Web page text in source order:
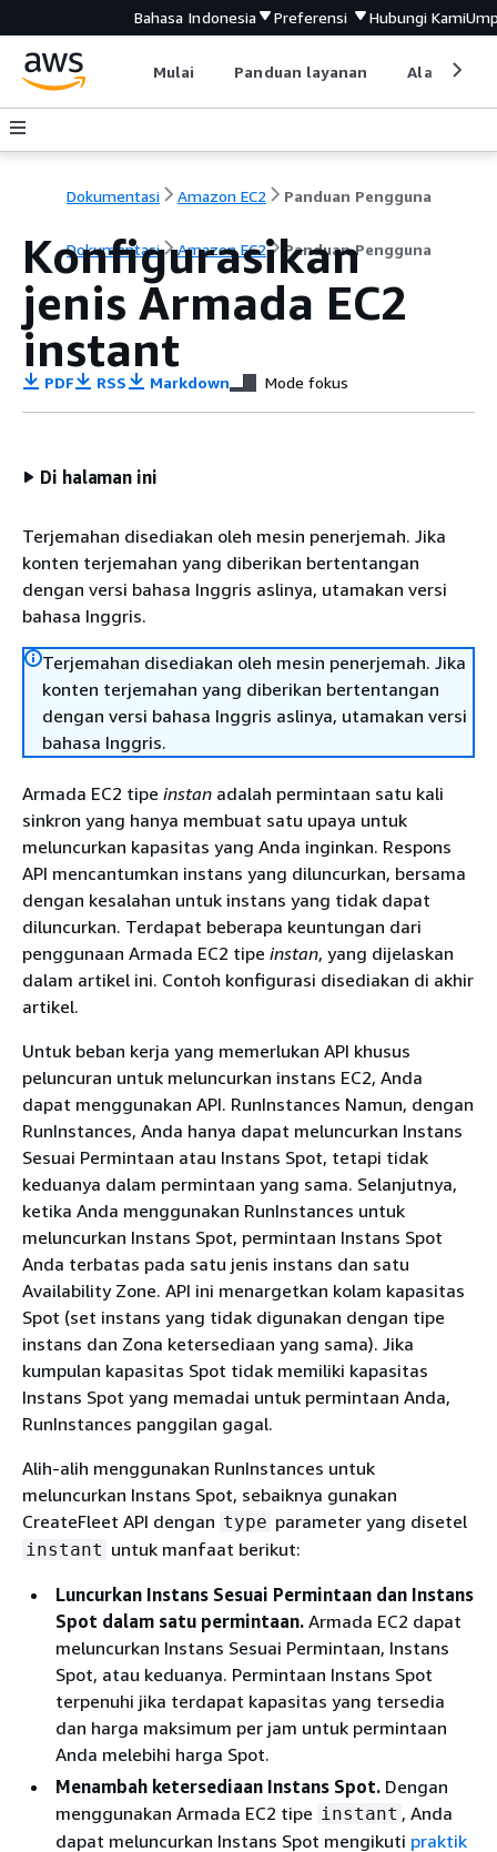
Bahasa Indonesia Preferensi Hubungi Kami
Mulai Panduan layanan Alat
Dokumentasi Amazon EC2 Panduan Pengguna
Dokumentasi Amazon EC2 Panduan Pengguna
Konfigurasikan
jenis Armada EC2
instant
PDF RSS Markdown Mode fokus
Di halaman ini
Terjemahan disediakan oleh mesin penerjemah. Jika
konten terjemahan yang diberikan bertentangan
dengan versi bahasa Inggris aslinya, utamakan versi
bahasa Inggris.
Terjemahan disediakan oleh mesin penerjemah. Jika
konten terjemahan yang diberikan bertentangan
dengan versi bahasa Inggris aslinya, utamakan versi
bahasa Inggris.
Armada EC2 tipe instan adalah permintaan satu kali
sinkron yang hanya membuat satu upaya untuk
meluncurkan kapasitas yang Anda inginkan. Respons
API mencantumkan instans yang diluncurkan, bersama
dengan kesalahan untuk instans yang tidak dapat
diluncurkan. Terdapat beberapa keuntungan dari
penggunaan Armada EC2 tipe instan, yang dijelaskan
dalam artikel ini. Contoh konfigurasi disediakan di akhir
artikel.
Untuk beban kerja yang memerlukan API khusus
peluncuran untuk meluncurkan instans EC2, Anda
dapat menggunakan API. RunInstances Namun, dengan
RunInstances, Anda hanya dapat meluncurkan Instans
Sesuai Permintaan atau Instans Spot, tetapi tidak
keduanya dalam permintaan yang sama. Selanjutnya,
ketika Anda menggunakan RunInstances untuk
meluncurkan Instans Spot, permintaan Instans Spot
Anda terbatas pada satu jenis instans dan satu
Availability Zone. API ini menargetkan kolam kapasitas
Spot (set instans yang tidak digunakan dengan tipe
instans dan Zona ketersediaan yang sama). Jika
kumpulan kapasitas Spot tidak memiliki kapasitas
Instans Spot yang memadai untuk permintaan Anda,
RunInstances panggilan gagal.
Alih-alih menggunakan RunInstances untuk
meluncurkan Instans Spot, sebaiknya gunakan
CreateFleet API dengan type parameter yang disetel
instant untuk manfaat berikut:
Luncurkan Instans Sesuai Permintaan dan Instans
Spot dalam satu permintaan. Armada EC2 dapat
meluncurkan Instans Sesuai Permintaan, Instans
Spot, atau keduanya. Permintaan Instans Spot
terpenuhi jika terdapat kapasitas yang tersedia
dan harga maksimum per jam untuk permintaan
Anda melebihi harga Spot.
Menambah ketersediaan Instans Spot. Dengan
menggunakan Armada EC2 tipe instant , Anda
dapat meluncurkan Instans Spot mengikuti praktik